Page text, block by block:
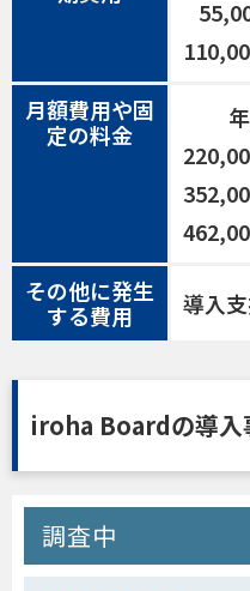
月額費用や固
定の料金
その他に発生
する費用
導入
iroha Boardの導入
調査中